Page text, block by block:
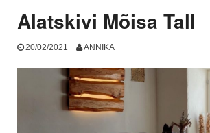
Alatskivi Mõisa Tall
20/02/2021 ANNIKA